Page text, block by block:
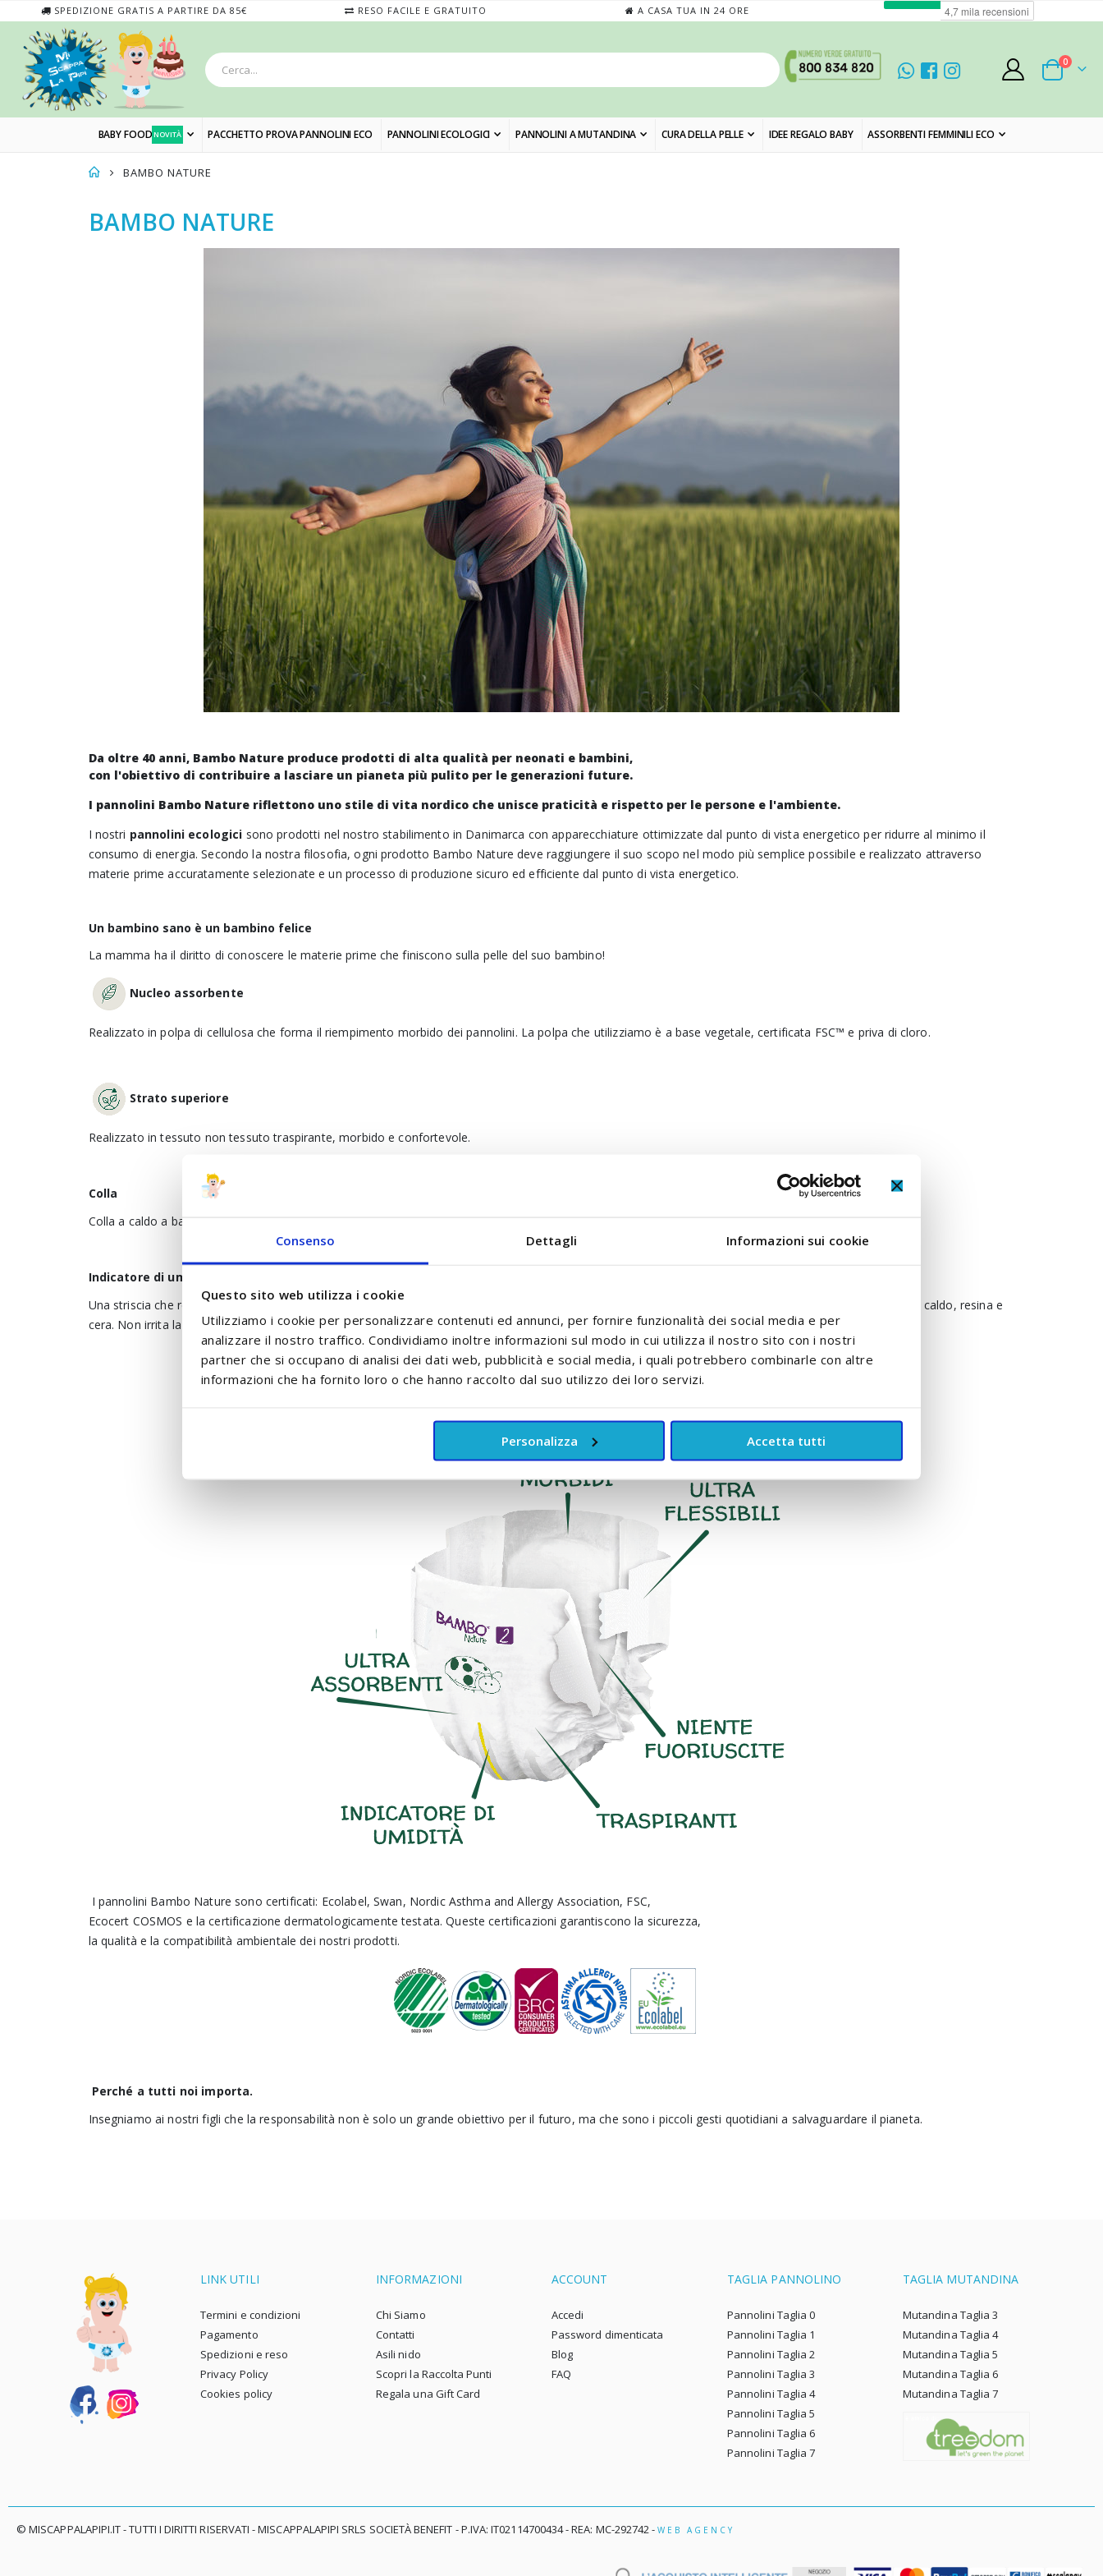
Consenso Dettagli Informazioni sui cookie
Questo sito web utilizza i cookie
Utilizziamo i cookie per personalizzare contenuti ed annunci, per fornire funzionalità dei social media e per
analizzare il nostro traffico. Condividiamo inoltre informazioni sul modo in cui utilizza il nostro sito con i nostri
partner che si occupano di analisi dei dati web, pubblicità e social media, i quali potrebbero combinarle con altre
informazioni che ha fornito loro o che hanno raccolto dal suo utilizzo dei loro servizi.
Personalizza Accetta tutti
SPEDIZIONE GRATIS A PARTIRE DA 85€ RESO FACILE E GRATUITO A CASA TUA IN 24 ORE
Cart
0elementi
BABY FOODNOVITÀ PACCHETTO PROVA PANNOLINI ECO PANNOLINI ECOLOGICI PANNOLINI A MUTANDINA CURA DELLA PELLE IDEE REGALO BABY ASSORBENTI FEMMINILI ECO
BAMBO NATURE
BAMBO NATURE
Da oltre 40 anni, Bambo Nature produce prodotti di alta qualità per neonati e bambini,
con l'obiettivo di contribuire a lasciare un pianeta più pulito per le generazioni future.
I pannolini Bambo Nature riflettono uno stile di vita nordico che unisce praticità e rispetto per le persone e l'ambiente.
I nostri pannolini ecologici sono prodotti nel nostro stabilimento in Danimarca con apparecchiature ottimizzate dal punto di vista energetico per ridurre al minimo il
consumo di energia. Secondo la nostra filosofia, ogni prodotto Bambo Nature deve raggiungere il suo scopo nel modo più semplice possibile e realizzato attraverso
materie prime accuratamente selezionate e un processo di produzione sicuro ed efficiente dal punto di vista energetico.
Un bambino sano è un bambino felice
La mamma ha il diritto di conoscere le materie prime che finiscono sulla pelle del suo bambino!
Nucleo assorbente
Realizzato in polpa di cellulosa che forma il riempimento morbido dei pannolini. La polpa che utilizziamo è a base vegetale, certificata FSC™ e priva di cloro.
Strato superiore
Realizzato in tessuto non tessuto traspirante, morbido e confortevole.
Colla
Colla a caldo a base di sostanze naturali come resina sintetica e cera.
Indicatore di umidità
Una striscia che reagisce al liquido e diventa blu quando si bagna. Questa funzione rende più facile pianificare il cambio del pannolino. Realizzato in colla a caldo, resina e
cera. Non irrita la pelle e non contiene composti tossici o cancerogeni o pigmentazione contenente metalli.
I pannolini Bambo Nature sono certificati: Ecolabel, Swan, Nordic Asthma and Allergy Association, FSC,
Ecocert COSMOS e la certificazione dermatologicamente testata. Queste certificazioni garantiscono la sicurezza,
la qualità e la compatibilità ambientale dei nostri prodotti.
Perché a tutti noi importa.
Insegniamo ai nostri figli che la responsabilità non è solo un grande obiettivo per il futuro, ma che sono i piccoli gesti quotidiani a salvaguardare il pianeta.
LINK UTILI
Termini e condizioni
Pagamento
Spedizioni e reso
Privacy Policy
Cookies policy
INFORMAZIONI
Chi Siamo
Contatti
Asili nido
Scopri la Raccolta Punti
Regala una Gift Card
ACCOUNT
Accedi
Password dimenticata
Blog
FAQ
TAGLIA PANNOLINO
Pannolini Taglia 0
Pannolini Taglia 1
Pannolini Taglia 2
Pannolini Taglia 3
Pannolini Taglia 4
Pannolini Taglia 5
Pannolini Taglia 6
Pannolini Taglia 7
TAGLIA MUTANDINA
Mutandina Taglia 3
Mutandina Taglia 4
Mutandina Taglia 5
Mutandina Taglia 6
Mutandina Taglia 7
© MISCAPPALAPIPI.IT - TUTTI I DIRITTI RISERVATI - MISCAPPALAPIPI SRLS SOCIETÀ BENEFIT - P.IVA: IT02114700434 - REA: MC-292742 -WEB AGENCY